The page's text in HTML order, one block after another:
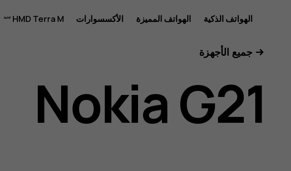
دليل
مستخدم
Nokia
الهواتف الذكية الهواتف المميزة الأكسسوارات HMD Terra M
جميع الأجهزة
Nokia G21